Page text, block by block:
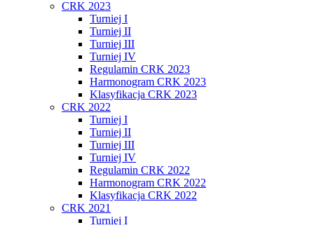
CRK 2023
Turniej I
Turniej II
Turniej III
Turniej IV
Regulamin CRK 2023
Harmonogram CRK 2023
Klasyfikacja CRK 2023
CRK 2022
Turniej I
Turniej II
Turniej III
Turniej IV
Regulamin CRK 2022
Harmonogram CRK 2022
Klasyfikacja CRK 2022
CRK 2021
Turniej I